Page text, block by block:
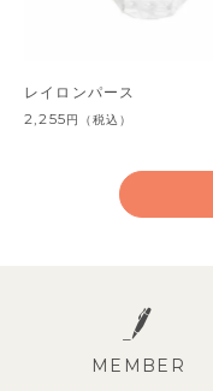
レイロンパース
2,255円 （税込）
MEMBER